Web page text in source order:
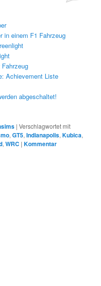
in einem F1 Fahrzeug
Achievement Liste
abgeschaltet!
|Verschlagwortet mit
,GT5,Indianapolis,Kubica,
,WRC |Kommentar